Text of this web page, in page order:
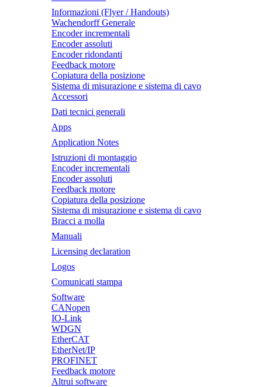
Informazioni (Flyer / Handouts)
Wachendorff Generale
Encoder incrementali
Encoder assoluti
Encoder ridondanti
Feedback motore
Copiatura della posizione
Sistema di misurazione e sistema di cavo
Accessori
Dati tecnici generali
Apps
Application Notes
Istruzioni di montaggio
Encoder incrementali
Encoder assoluti
Feedback motore
Copiatura della posizione
Sistema di misurazione e sistema di cavo
Bracci a molla
Manuali
Licensing declaration
Logos
Comunicati stampa
Software
CANopen
IO-Link
WDGN
EtherCAT
EtherNet/IP
PROFINET
Feedback motore
Altrui software